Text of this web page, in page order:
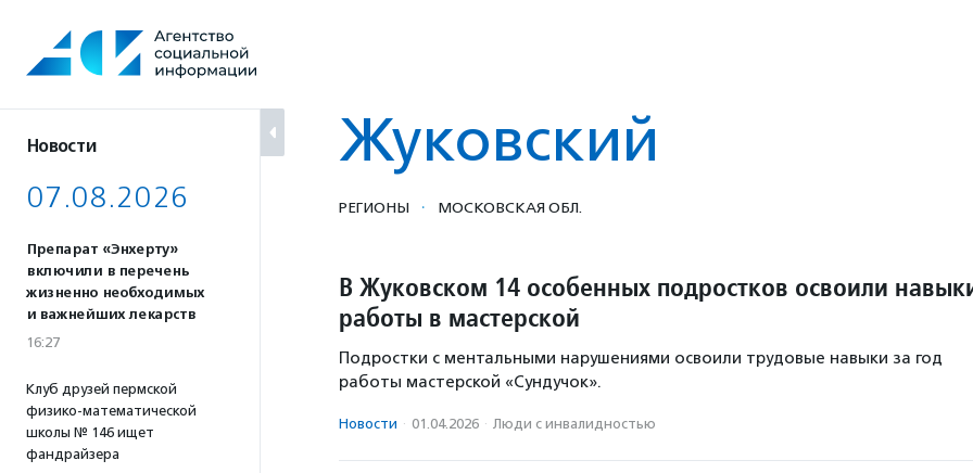
содержанию
Новости
07.08.2026
Препарат «Энхерту»
включили в перечень
жизненно необходимых
и важнейших лекарств
16:27
Клуб друзей пермской
физико-математической
школы № 146 ищет
фандрайзера
Жуковский
РЕГИОНЫ · МОСКОВСКАЯ ОБЛ.
В Жуковском 14 особенных подростков освоили
работы в мастерской
Подростки с ментальными нарушениями освоили трудовые навыки за год
работы мастерской «Сундучок».
Новости · 01.04.2026 · Люди с инвалидностью